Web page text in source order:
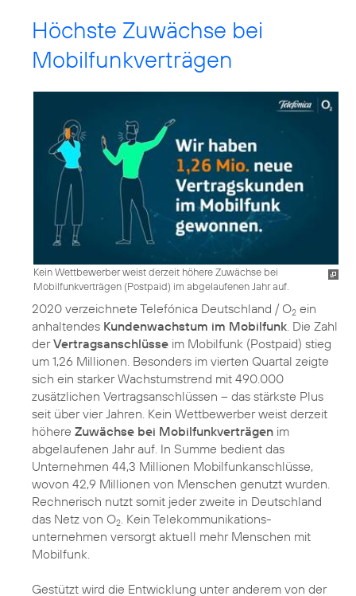
Höchste Zuwächse bei
Mobilfunkverträgen
Kein Wettbewerber weist derzeit höhere Zuwächse bei
Mobilfunkverträgen (Postpaid) im abgelaufenen Jahr auf.
2020 verzeichnete Telefónica Deutschland / O2 ein
anhaltendes Kundenwachstum im Mobilfunk . Die Zahl
derVertragsanschlüsse im Mobilfunk (Postpaid) stieg
um 1,26 Millionen. Besonders im vierten Quartal zeigte
sich ein starker Wachstumstrend mit 490.000
zusätzlichen Vertragsanschlüssen – das stärkste Plus
seit über vier Jahren. Kein Wettbewerber weist derzeit
höhere Zuwächse bei Mobilfunkverträgen im
abgelaufenen Jahr auf. In Summe bedient das
Unternehmen 44,3 Millionen Mobilfunkanschlüsse,
wovon 42,9 Millionen von Menschen genutzt wurden.
Rechnerisch nutzt somit jeder zweite in Deutschland
das Netz von O2 . Kein Telekommunikations­
unternehmen versorgt aktuell mehr Menschen mit
Mobilfunk.
Gestützt wird die Entwicklung unter anderem von der